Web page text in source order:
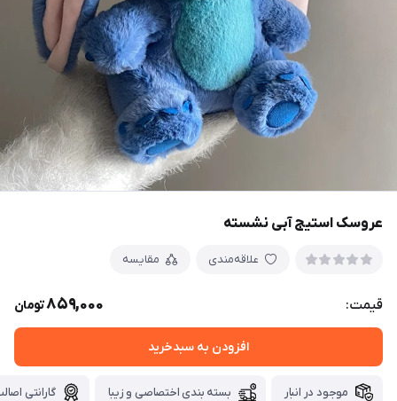
عروسک استیج آبی نشسته
علاقه‌مندی مقایسه
قیمت: 859,000تومان
افزودن به سبدخرید
موجود در انبار بسته بندی اختصاصی و زیبا گارانتی